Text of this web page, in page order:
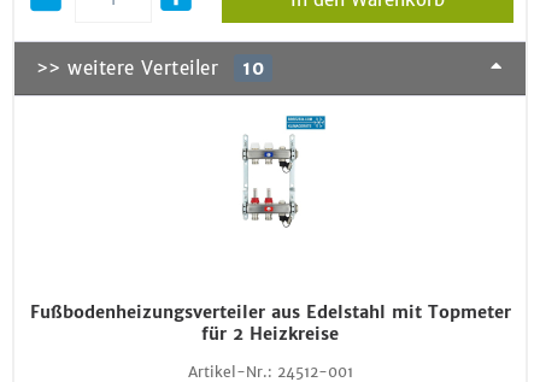
>> weitere Verteiler 10
Fußbodenheizungsverteiler aus Edelstahl mit Topmeter
für 2 Heizkreise
Artikel-Nr.: 24512-001